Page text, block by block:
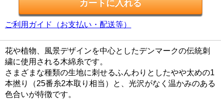
ご利用ガイド（お支払い・配送等）
花や植物、風景デザインを中心としたデンマークの伝統刺
繍に使用される木綿糸です。
さまざまな種類の生地に刺せるふんわりとしたやや太めの1
本撚り（25番糸2本取り相当）と、光沢がなく温かみのある
色合いが特徴です。